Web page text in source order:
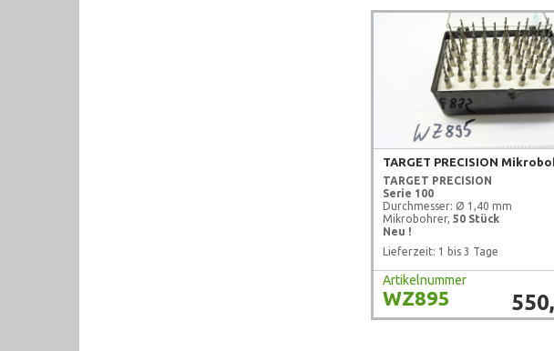
TARGET PRECISION
TARGET PRECISION
Serie 100
Durchmesser: Ø 1,40 mm
Mikrobohrer, 50 Stück
Neu !
Lieferzeit: 1 bis 3 Tage
Artikelnummer
WZ895